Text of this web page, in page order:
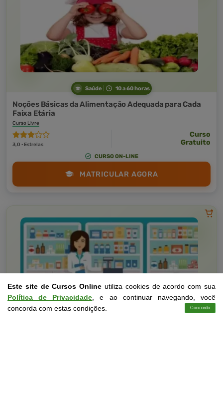
Saúde 10 a 60 horas
Noções Básicas da Alimentação Adequada para Cada
Faixa Etária
Curso Livre
3,0 · Estrelas
Curso
Gratuito
CURSO ON-LINE
MATRICULAR AGORA
Este site de Cursos Online utiliza cookies de acordo com sua
Política de Privacidade , e ao continuar navegando, você
concorda com estas condições.
Concordo
Contato Cursos Login